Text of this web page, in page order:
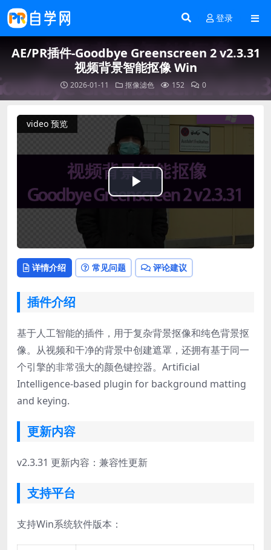
登录
AE/PR插件-Goodbye Greenscreen 2 v2.3.31
视频背景智能抠像 Win
2026-01-11 抠像滤色 152 0
video 预览
Play
Video
详情介绍 常见问题 评论建议
插件介绍
基于人工智能的插件，用于复杂背景抠像和纯色背景抠
像。从视频和干净的背景中创建遮罩，还拥有基于同一
个引擎的非常强大的颜色键控器。Artificial
Intelligence-based plugin for background matting
and keying.
更新内容
v2.3.31 更新内容：兼容性更新
支持平台
支持Win系统软件版本：